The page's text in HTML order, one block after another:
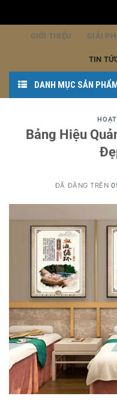
GIỚI THIỆU GIẢI
TIN
DANH MỤC SẢN
Bảng Hiệu
ĐÃ ĐĂNG TRÊN